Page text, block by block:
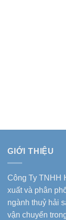
GIỚI THIỆU
Công Ty TNHH
xuất và phân
ngành thuỷ hải
vận chuyển